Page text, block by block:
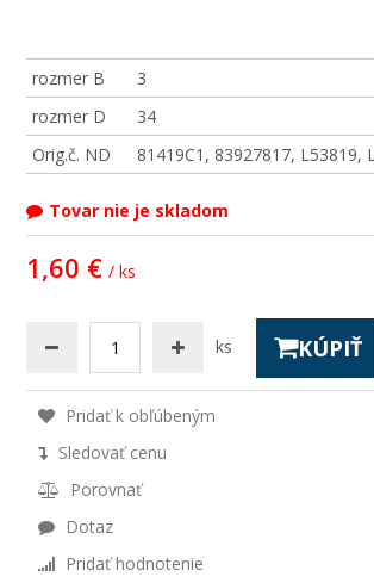
rozmer B
3
rozmer D
34
Orig.č. ND
81419C1, 83927817, L53819,
Tovar nie je skladom
1,60 € / ks
ks KÚPIŤ
Pridať k obľúbeným
Sledovať cenu
Porovnať
Dotaz
Pridať hodnotenie